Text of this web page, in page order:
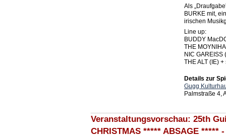
Als
BURKE mit,
irischen
Line up:
BUDDY
THE
NIC GAREISS
THE ALT (IE)
Details zur
Gugg
Palmstraße 4,
Veranstaltungsvorschau: 25th
CHRISTMAS ***** ABSAGE *****